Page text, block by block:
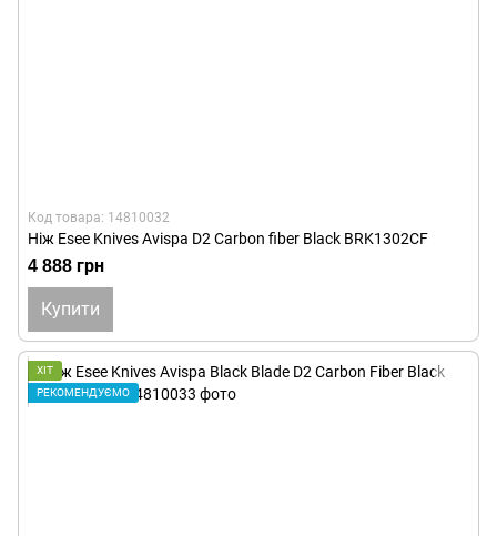
Код товара: 14810032
Ніж Esee Knives Avispa D2 Carbon fiber Black BRK1302CF
4 888 грн
Купити
ХІТ
РЕКОМЕНДУЄМО